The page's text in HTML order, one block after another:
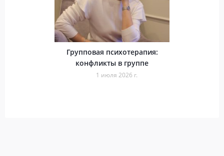
Групповая психотерапия:
конфликты в группе
1 июля 2026 г.